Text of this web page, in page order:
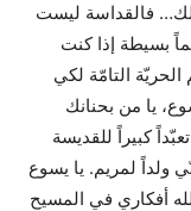
فالقداسة ليست
بسيطة إذا كنت
التامّة لكي
يا من بحنانك
كبيراً للقديسة
ولداً لمريم. يا يسوع
أفكاري في المسيح